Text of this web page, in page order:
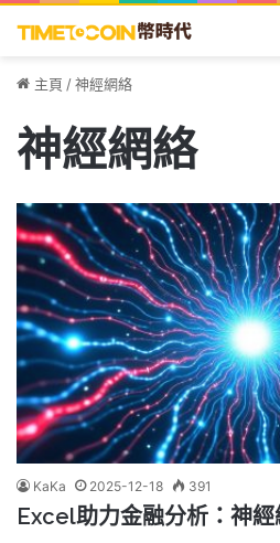
主頁 /神經網絡
神經網絡
KaKa 2025-12-18 391
Excel助力金融分析：神